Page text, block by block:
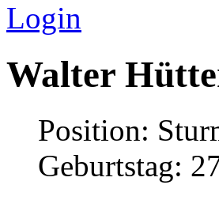
Login
Walter
Position:
Geburtstag: